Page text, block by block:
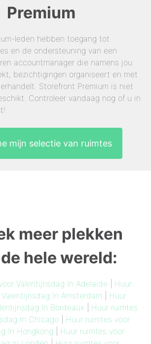
Premium
leden hebben toegang tot
en de ondersteuning van een
accountmanager die namens jou
bezichtigingen organiseert en met
Storefront Premium is niet
Controleer vandaag nog of u in
mijn selectie van ruimtes
meer plekken
hele wereld:
Valentijnsdag In Adelaide
Huur
In Amsterdam
Huur
In Bordeaux
Huur ruimtes
In Chicago
Huur ruimtes voor
In Hongkong
Huur ruimtes voor